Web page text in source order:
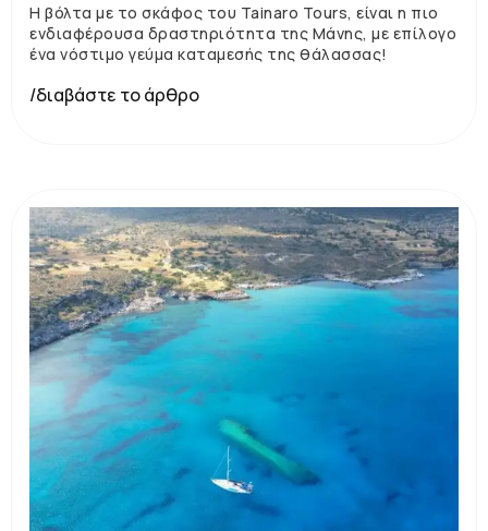
Η βόλτα με το σκάφος του Tainaro Tours, είναι η πιο
ενδιαφέρουσα δραστηριότητα της Μάνης, με επίλογο
ένα νόστιμο γεύμα καταμεσής της θάλασσας!
/διαβάστε το άρθρο